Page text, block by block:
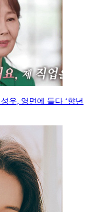
우, 영면에 들다 ‘향년